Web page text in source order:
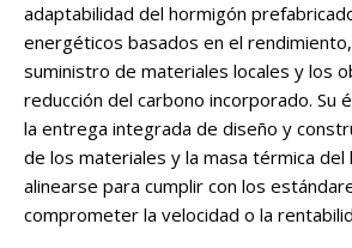
adaptabilidad del hormigón
energéticos basados en el
suministro de materiales locales y los
reducción del carbono incorporado. Su
la entrega integrada de diseño y
de los materiales y la masa térmica del
alinearse para cumplir con los
comprometer la velocidad o la